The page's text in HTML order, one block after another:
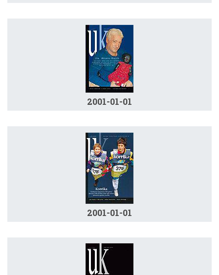
2001-01-01
2001-01-01